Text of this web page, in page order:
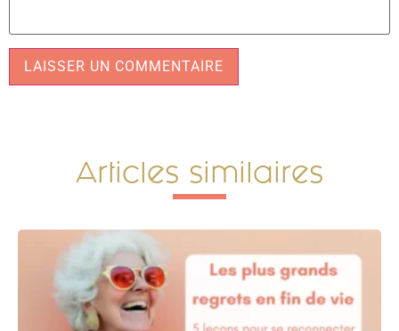
Articles similaires​